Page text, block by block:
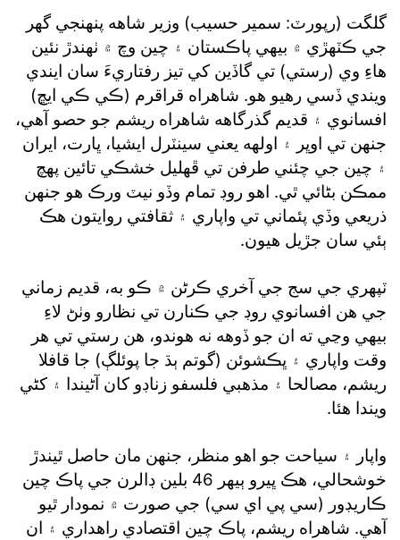
گلگت (رپورٽ: سمير حسيب) وزير شاهه پنهنجي گهر
جي ڪٽهڙي ۾ بيهي پاڪستان ۽ چين وچ ۾ ٺهندڙ نئين
هاءِ وي (رستي) تي گاڏين کي تيز رفتاريءَ سان ايندي
ويندي ڏسي رهيو هو. شاهراه قراقرم (ڪي ڪي ايڇ)
افسانوي ۽ قديم گذرگاهه شاهراه ريشم جو حصو آهي،
جنهن تي اوڀر ۽ اولهه يعني سينٽرل ايشيا، ڀارت، ايران
۽ چين جي چئني طرفن تي ڦهليل خشڪي تائين پهچ
ممڪن بڻائي ٿي. اهو روڊ تمام وڏو نيٽ ورڪ هو جنهن
ذريعي وڏي پئماني تي واپاري ۽ ثقافتي روايتون هڪ
ٻئي سان جڙيل هيون.
ٽپهري جي سج جي آخري ڪرڻن ۾ ڪو به، قديم زماني
جي هن افسانوي روڊ جي ڪنارن تي نظارو وٺڻ لاءِ
بيهي وڃي ته ان جو ڏوهه نه هوندو، هن رستي تي هر
وقت واپاري ۽ ڀڪشوئن (گوتم ٻڌ جا پوئلڳ) جا قافلا
ريشم، مصالحا ۽ مذهبي فلسفو زناڊو کان آڻيندا ۽ کڻي
ويندا هئا.
واپار ۽ سياحت جو اهو منظر، جنهن مان حاصل ٿيندڙ
خوشحالي، هڪ ڀيرو ٻيهر 46 بلين ڊالرن جي پاڪ چين
ڪاريڊور (سي پي اي سي) جي صورت ۾ نمودار ٿيو
آهي. شاهراه ريشم، پاڪ چين اقتصادي راهداري ۽ ان